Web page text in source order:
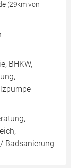
(29km von
BHKW,
Badsanierung